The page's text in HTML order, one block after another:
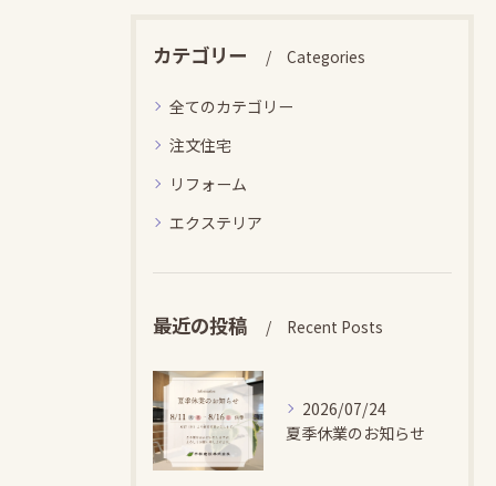
カテゴリー Categories
全てのカテゴリー
注文住宅
リフォーム
エクステリア
最近の投稿 Recent Posts
2026/07/24
夏季休業のお知らせ